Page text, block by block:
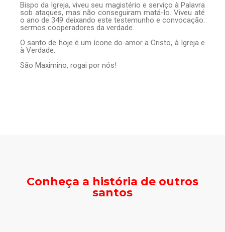
Bispo da Igreja, viveu seu magistério e serviço à Palavra
sob ataques, mas não conseguiram matá-lo. Viveu até
o ano de 349 deixando este testemunho e convocação:
sermos cooperadores da verdade.
O santo de hoje é um ícone do amor a Cristo, à Igreja e
à Verdade.
São Maximino, rogai por nós!
Conheça a história de outros
santos